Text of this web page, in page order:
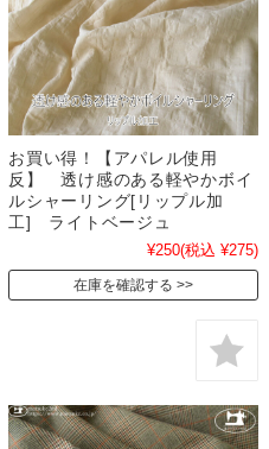
お買い得！【アパレル使用
反】 透け感のある軽やかボイ
ルシャーリング[リップル加
工] ライトベージュ
¥250(税込 ¥275)
在庫を確認する